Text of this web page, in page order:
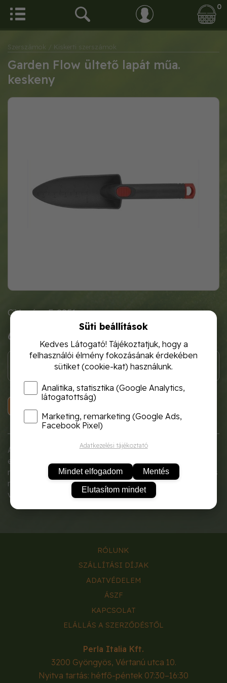
0
Szerszámok / Kiskerti szerszámok
Garden Flow ültető lapát műa.
keskeny
Cikkszám: E-9951
680 Ft
KOSÁRBA
A Garden Flow keskeny műanyag ültetőlapát ideális
eszköz palántázáshoz, virágültetéshez és kisebb kerti
munkákhoz. Keskeny kialakítása lehetővé teszi a pontos
munkát szűk helyeken is, például cserepekben vagy
virágládákban.
RÓLUNK
SZÁLLÍTÁSI DÍJAK
ADATVÉDELEM
ÁSZF
KAPCSOLAT
ELÁLLÁS A SZERZŐDÉSTŐL
Perla Italia Kft.
3200 Gyöngyös, Vértanú utca 10.
Nyitva tartás: hétfő-péntek 07:30–16:30
Süti beállítások
Kedves Látogató! Tájékoztatjuk, hogy a
felhasználói élmény fokozásának érdekében
sütiket (cookie-kat) használunk.
Analitika, statisztika (Google Analytics,
látogatottság)
Marketing, remarketing (Google Ads,
Facebook Pixel)
Adatkezelési tájékoztató
Mindet elfogadom Mentés
Elutasítom mindet